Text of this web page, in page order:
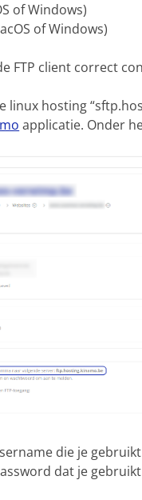
of Windows)
of Windows)
FTP client correct
linux hosting
applicatie. Onder
die je
dat je